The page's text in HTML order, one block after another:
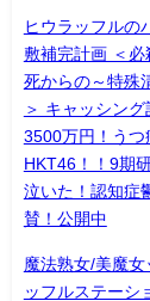
ヒウラッフルの
敷補完計画 ＜必
死からの～特殊
＞ キャッシン
3500万円！うつ
HKT46！！9期
泣いた！認知症
賛！公開中
魔法熟女/美魔女
ッフルステーシ